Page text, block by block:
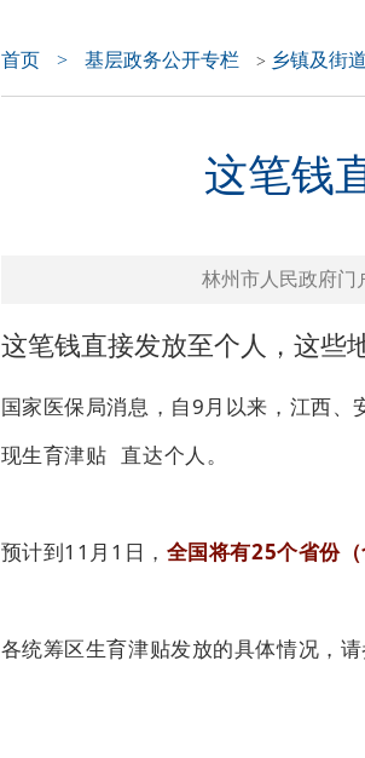
首页 > 基层政务公开专栏 > 乡镇及街
这笔钱
林州市人民政府门
这笔钱直接发放至个人，这
国家医保局消息，自9月以来，江西
现生育津贴 直达个人。
预计到11月1日， 全国将有25个省份
各统筹区生育津贴发放的具体情况 ，